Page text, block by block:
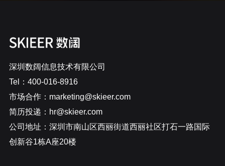
深圳数阔信息技术有限公司
Tel：400-016-8916
市场合作：marketing@skieer.com
简历投递：hr@skieer.com
公司地址：深圳市南山区西丽街道西丽社区打石一路国际
创新谷1栋A座20楼